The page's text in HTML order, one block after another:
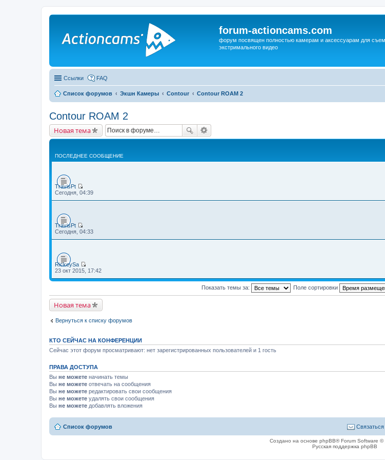
forum-actioncams.com
форум посвящен полностью камерам и аксессуарам для
экстримального видео
Ссылки FAQ
Список форумов Экшн Камеры Contour Contour ROAM 2
Contour ROAM 2
Новая тема
ПОСЛЕДНЕЕ СООБЩЕНИЕ
TravisPt
П
и
к
п
е
д
н
у
о
б
н
и
ю
Сегодня, 04:39
TravisPt
П
т
и
к
п
л
е
д
е
с
о
о
щ
е
н
и
ю
Сегодня, 04:33
RickeySa
П
р
й
т
и
к
п
л
е
д
м
с
о
о
б
щ
н
и
ю
23 окт 2015, 17:42
Показать темы за: Поле сортировки
Новая тема
Вернуться к списку форумов
КТО СЕЙЧАС НА КОНФЕРЕНЦИИ
Сейчас этот форум просматривают: нет зарегистрированных пользователей и 1 гость
ПРАВА ДОСТУПА
Вы не можете начинать темы
Вы не можете отвечать на сообщения
Вы не можете редактировать свои сообщения
Вы не можете удалять свои сообщения
Вы не можете добавлять вложения
Список форумов
Создано на основе phpBB® Forum Software ©
Русская поддержка phpBB